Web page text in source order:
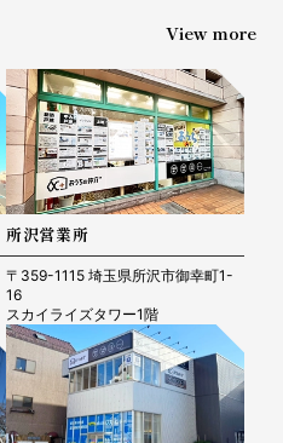
View more
所沢営業所
〒359-1115 埼玉県所沢市御幸町1-
16
スカイライズタワー1階